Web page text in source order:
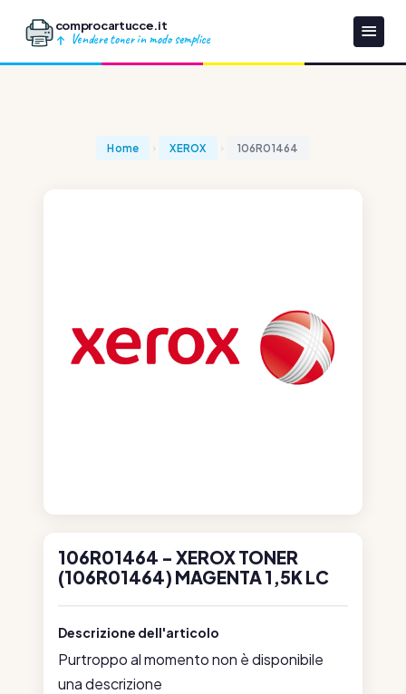
comprocartucce.it
Vendere toner in modo semplice
Home XEROX 106R01464
106R01464 - XEROX TONER
(106R01464) MAGENTA 1,5K LC
Descrizione dell'articolo
Purtroppo al momento non è disponibile
una descrizione